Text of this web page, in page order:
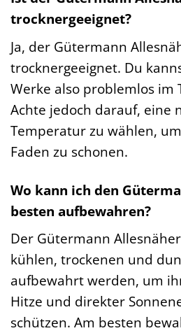
trocknergeeignet?
Ja, der Gütermann
trocknergeeignet. Du
Werke also problemlos im
Achte jedoch darauf, eine
Temperatur zu wählen,
Faden zu schonen.
Wo kann ich den
besten aufbewahren?
Der Gütermann
kühlen, trockenen und
aufbewahrt werden, um
Hitze und direkter
schützen. Am besten